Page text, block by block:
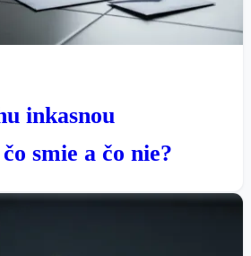
inkasnou
smie a čo nie?